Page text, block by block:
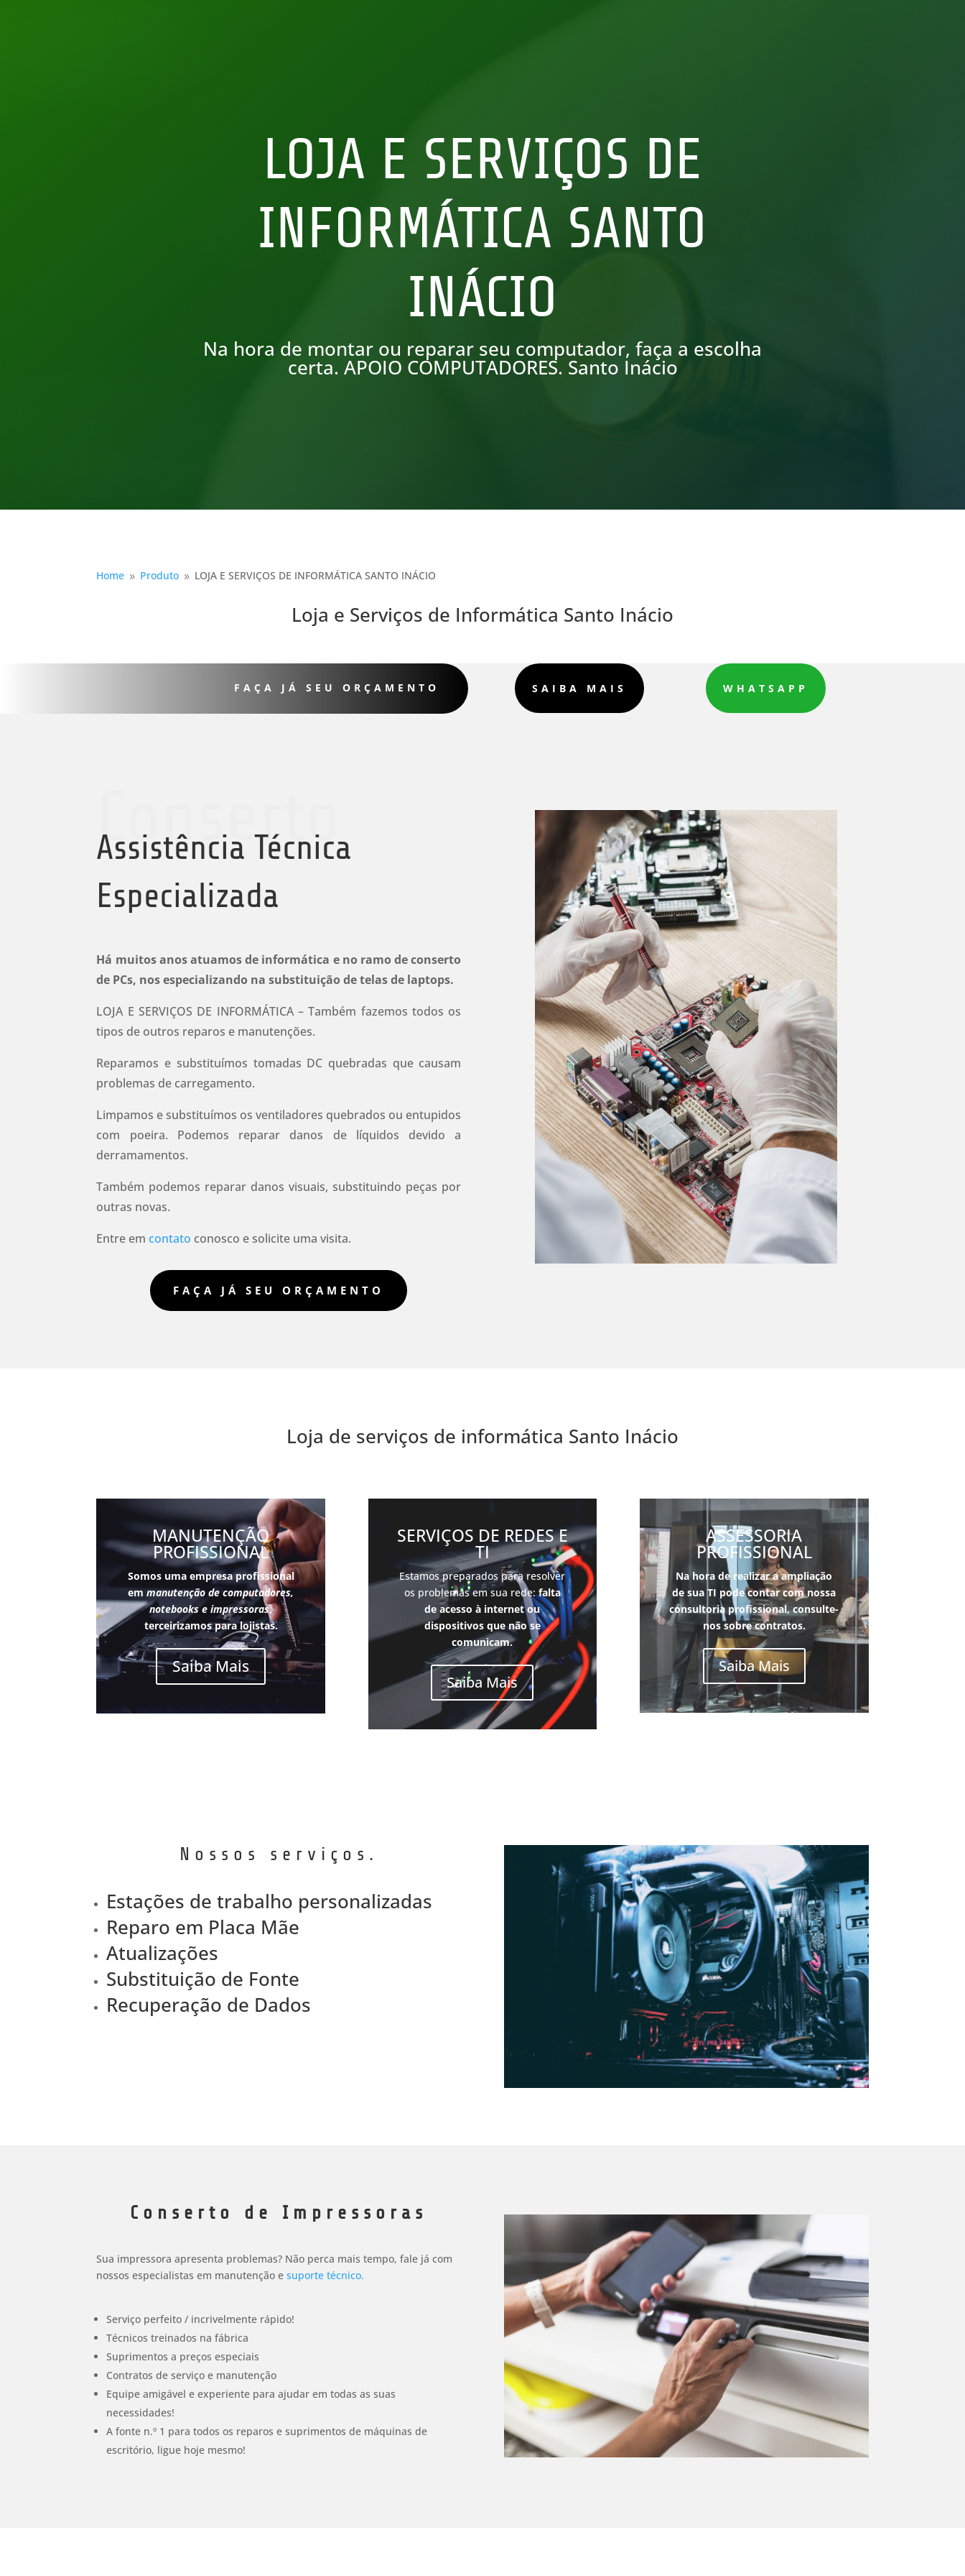
LOJA E SERVIÇOS DE
INFORMÁTICA SANTO
INÁCIO
Na hora de montar ou reparar seu computador, faça a escolha
certa. APOIO COMPUTADORES. Santo Inácio
Home 9 Produto 9 LOJA E SERVIÇOS DE INFORMÁTICA SANTO INÁCIO
Loja e Serviços de Informática Santo Inácio
FAÇA JÁ SEU ORÇAMENTO SAIBA MAIS WHATSAPP
Conserto
Assistência Técnica
Especializada
Há muitos anos atuamos de informática e no ramo de conserto
de PCs, nos especializando na substituição de telas de laptops.
LOJA E SERVIÇOS DE INFORMÁTICA – Também fazemos todos os
tipos de outros reparos e manutenções.
Reparamos e substituímos tomadas DC quebradas que causam
problemas de carregamento.
Limpamos e substituímos os ventiladores quebrados ou entupidos
com poeira.
Podemos reparar danos de líquidos devido a
derramamentos.
Também podemos reparar danos visuais, substituindo peças por
outras novas.
Entre em contato conosco e solicite uma visita.
FAÇA JÁ SEU ORÇAMENTO
Loja de serviços de informática Santo Inácio
MANUTENÇÃO
PROFISSIONAL
Somos uma empresa profissional
emmanutenção de computadores,
notebooks e impressoras,
terceirizamos para lojistas.
Saiba Mais
SERVIÇOS DE REDES E
TI
Estamos preparados para resolver
os problemas em sua rede:falta
de acesso à internet ou
dispositivos que não se
comunicam.
Saiba Mais
ASSESSORIA
PROFISSIONAL
Na hora de realizar a ampliação
de sua TI pode contar com nossa
consultoria profissional, consulte-
nos sobre contratos.
Saiba Mais
Nossos serviços.
Estações de trabalho personalizadas
Reparo em Placa Mãe
Atualizações
Substituição de Fonte
Recuperação de Dados
Conserto de Impressoras
Sua impressora apresenta problemas? Não perca mais tempo, fale já com
nossos especialistas em manutenção e suporte técnico.
Serviço perfeito / incrivelmente rápido!
Técnicos treinados na fábrica
Suprimentos a preços especiais
Contratos de serviço e manutenção
Equipe amigável e experiente para ajudar em todas as suas
necessidades!
A fonte n.º 1 para todos os reparos e suprimentos de máquinas de
escritório, ligue hoje mesmo!